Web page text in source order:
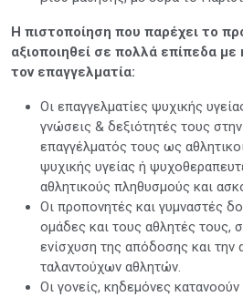
Η πιστοποίηση που παρέχει το
αξιοποιηθεί σε πολλά επίπεδα με
τον επαγγελματία:
Οι επαγγελματίες ψυχικής
γνώσεις & δεξιότητές τους
επαγγέλματός τους ως
ψυχικής υγείας ή
αθλητικούς πληθυσμούς και
Οι προπονητές και γυμναστές
ομάδες και τους αθλητές τους,
ενίσχυση της απόδοσης και την
ταλαντούχων αθλητών.
Οι γονείς, κηδεμόνες